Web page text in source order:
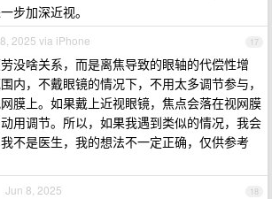
步加深近视。
17
2025 via iPhone
没啥关系，而是离焦导致的眼轴的代偿性增
内，不戴眼镜的情况下，不用太多调节参与，
膜上。如果戴上近视眼镜，焦点会落在视网膜
用调节。所以，如果我遇到类似的情况，我会
不是医生，我的想法不一定正确，仅供参考
18
Jun 8, 2025